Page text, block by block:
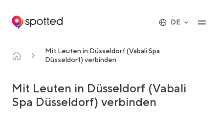
Main navigation
DE
Mit Leuten in Düsseldorf (Vabali Spa
Düsseldorf) verbinden
Mit Leuten in Düsseldorf (Vabali
Spa Düsseldorf) verbinden